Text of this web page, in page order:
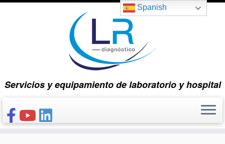
Saltar
Servicios y equipamiento de laboratorio y hospital
Spanish